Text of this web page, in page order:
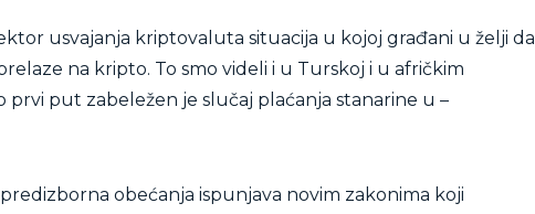
usvajanja kriptovaluta situacija u kojoj građani u želji da
na kripto. To smo videli i u Turskoj i u afričkim
prvi put zabeležen je slučaj plaćanja stanarine u –
obećanja ispunjava novim zakonima koji